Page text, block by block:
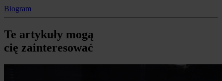
Biogram
Te artykuły mogą
cię zainteresować